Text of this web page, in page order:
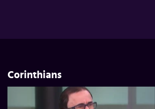
Corinthians